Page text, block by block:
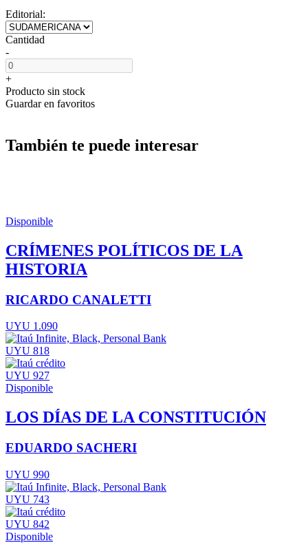
Editorial:
Cantidad
-
+
Producto sin stock
Guardar en favoritos
También te puede interesar
Disponible
CRÍMENES POLÍTICOS DE LA
HISTORIA
RICARDO CANALETTI
UYU 1.090
UYU 818
UYU 927
Disponible
LOS DÍAS DE LA CONSTITUCIÓN
EDUARDO SACHERI
UYU 990
UYU 743
UYU 842
Disponible